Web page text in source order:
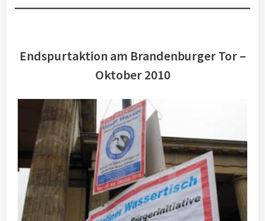
Endspurtaktion am Brandenburger Tor –
Oktober 2010